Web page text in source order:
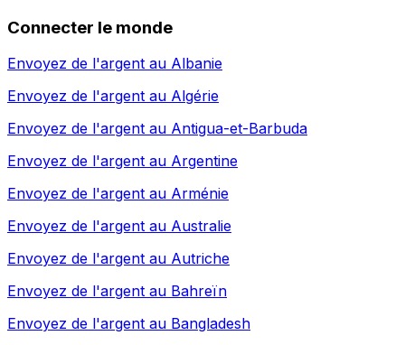
Connecter le monde
Envoyez de l'argent au Albanie
Envoyez de l'argent au Algérie
Envoyez de l'argent au Antigua-et-Barbuda
Envoyez de l'argent au Argentine
Envoyez de l'argent au Arménie
Envoyez de l'argent au Australie
Envoyez de l'argent au Autriche
Envoyez de l'argent au Bahreïn
Envoyez de l'argent au Bangladesh